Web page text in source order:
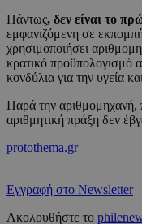
Πάντως, δεν είναι το
εμφανιζόμενη σε
χρησιμοποιήσει
κρατικό προϋπολογισμό
κονδύλια για την υγεία
Παρά την αριθμομηχανή,
αριθμητική πράξη δεν
protothema.gr
Εγγραφή στο Newsletter
Ακολουθήστε το